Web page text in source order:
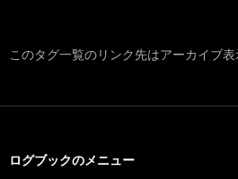
このタグ一覧のリンク先はアーカイブ表
ログブックのメニュー